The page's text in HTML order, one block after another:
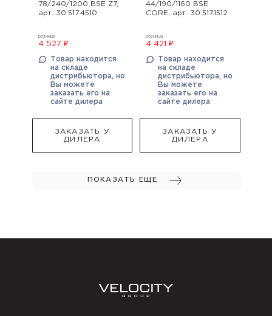
78/240/1200 BSE Z7,
арт. 30.517.4510
розница
4 527 ₽
Товар находится
на складе
дистрибьютора, но
Вы можете
заказать его на
сайте дилера
ЗАКАЗАТЬ У
ДИЛЕРА
44/190/1160 BSE
CORE, арт. 30.517.1512
розница
4 421 ₽
Товар находится
на складе
дистрибьютора, но
Вы можете
заказать его на
сайте дилера
ЗАКАЗАТЬ У
ДИЛЕРА
ПОКАЗАТЬ ЕЩЕ